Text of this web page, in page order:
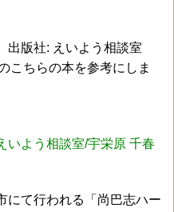
版社: えいよう相談室
ちらの本を参考にしま
いよう相談室/宇栄原 千春
にて行われる「尚巴志ハー